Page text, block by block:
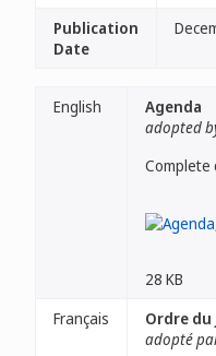
Publication
Date
English
Agenda
adopted
Complete
28 KB
Français
Ordre
adopté